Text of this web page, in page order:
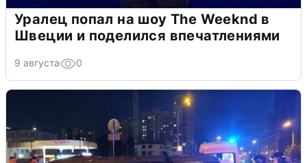
Уралец попал на шоу The Weeknd в
Швеции и поделился впечатлениями
9 августа 0